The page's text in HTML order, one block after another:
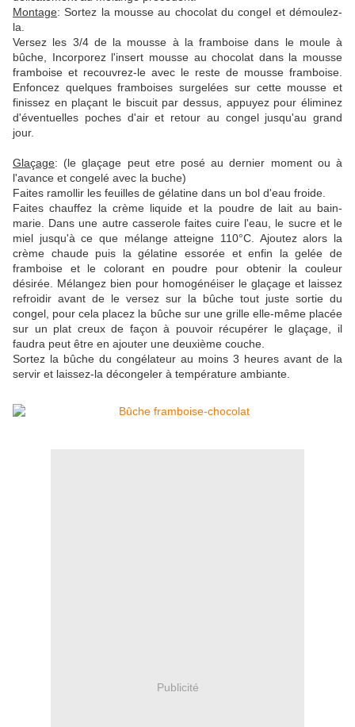
Montage: Sortez la mousse au chocolat du congel et démoulez-
la.
Versez les 3/4 de la mousse à la framboise dans le moule à
bûche, Incorporez l'insert mousse au chocolat dans la mousse
framboise et recouvrez-le avec le reste de mousse framboise.
Enfoncez quelques framboises surgelées sur cette mousse et
finissez en plaçant le biscuit par dessus, appuyez pour éliminez
d'éventuelles poches d'air et retour au congel jusqu'au grand
jour.
Glaçage: (le glaçage peut etre posé au dernier moment ou à
l'avance et congelé avec la buche)
Faites ramollir les feuilles de gélatine dans un bol d'eau froide.
Faites chauffez la crème liquide et la poudre de lait au bain-
marie. Dans une autre casserole faites cuire l'eau, le sucre et le
miel jusqu'à ce que mélange atteigne 110°C. Ajoutez alors la
crème chaude puis la gélatine essorée et enfin la gelée de
framboise et le colorant en poudre pour obtenir la couleur
désirée. Mélangez bien pour homogénéiser le glaçage et laissez
refroidir avant de le versez sur la bûche tout juste sortie du
congel, pour cela placez la bûche sur une grille elle-même placée
sur un plat creux de façon à pouvoir récupérer le glaçage, il
faudra peut être en ajouter une deuxième couche.
Sortez la bûche du congélateur au moins 3 heures avant de la
servir et laissez-la décongeler à température ambiante.
Publicité